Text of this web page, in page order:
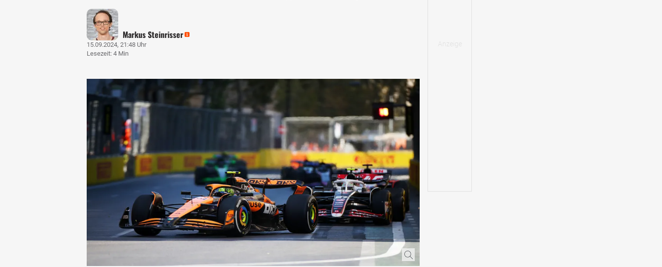
Markus Steinrisser
15.09.2024, 21:48 Uhr
Lesezeit: 4 Min